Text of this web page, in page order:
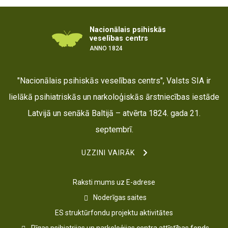
Nacionālais psihiskās
veselības centrs
ANNO 1824
"Nacionālais psihiskās veselības centrs", Valsts SIA ir
lielākā psihiatriskās un narkoloģiskās ārstniecības iestāde
Latvijā un senākā Baltijā – atvērta 1824. gada 21.
septembrī.
UZZINI VAIRĀK
Raksti mums uz E-adrese
Noderīgas saites
ES struktūrfondu projektu aktivitātes